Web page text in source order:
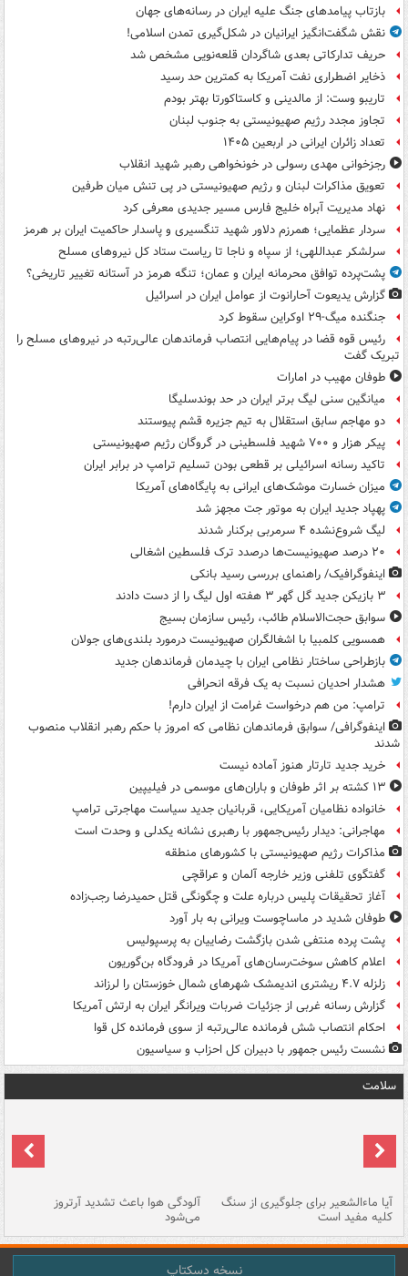
بازتاب پیامدهای جنگ علیه ایران در رسانه‌های جهان
نقش شگفت‌انگیز ایرانیان در شکل‌گیری تمدن اسلامی!
حریف تدارکاتی بعدی شاگردان قلعه‌نویی مشخص شد
ذخایر اضطراری نفت آمریکا به کمترین حد رسید
تاریبو وست: از مالدینی و کاستاکورتا بهتر بودم
تجاوز مجدد رژیم صهیونیستی به جنوب لبنان
تعداد زائران ایرانی در اربعین ۱۴۰۵
رجزخوانی مهدی رسولی در خونخواهی رهبر شهید انقلاب
تعویق مذاکرات لبنان و رژیم صهیونیستی در پی تنش میان طرفین
نهاد مدیریت آبراه خلیج فارس مسیر جدیدی معرفی کرد
سردار عظمایی؛ همرزم دلاور شهید تنگسیری و پاسدار حاکمیت ایران بر هرمز
سرلشکر عبداللهی؛ از سپاه و ناجا تا ریاست ستاد کل نیروهای مسلح
پشت‌پرده توافق محرمانه ایران و عمان؛ تنگه هرمز در آستانه تغییر تاریخی؟
گزارش یدیعوت آحارانوت از عوامل ایران در اسرائیل
جنگنده میگ-۲۹ اوکراین سقوط کرد
رئیس قوه قضا در پیام‌هایی انتصاب‌ فرماندهان عالی‌رتبه در نیروهای مسلح را
تبریک گفت
طوفان مهیب در امارات
میانگین سنی لیگ برتر ایران در حد بوندسلیگا
دو مهاجم سابق استقلال به تیم جزیره قشم پیوستند
پیکر هزار و ۷۰۰ شهید فلسطینی در گروگان رژیم صهیونیستی
تاکید رسانه اسرائیلی بر قطعی بودن تسلیم ترامپ در برابر ایران
میزان خسارت موشک‌های ایرانی به پایگاه‌های آمریکا
پهپاد جدید ایران به موتور جت مجهز شد
لیگ شروع‌نشده ۴ سرمربی برکنار شدند
۲۰ درصد صهیونیست‌ها درصدد ترک فلسطین اشغالی
اینفوگرافیک/ راهنمای بررسی رسید بانکی
۳ بازیکن جدید گل گهر ۳ هفته اول لیگ را از دست دادند
سوابق حجت‌الاسلام طائب، رئیس سازمان بسیج
همسویی کلمبیا با اشغالگران صهیونیست درمورد بلندی‌های جولان
بازطراحی ساختار نظامی ایران با چیدمان فرماندهان جدید
هشدار احدیان نسبت به یک فرقه انحرافی
ترامپ: من هم درخواست غرامت از ایران دارم!
اینفوگرافی/ سوابق فرماندهان نظامی که امروز با حکم رهبر انقلاب منصوب
شدند
خرید جدید تارتار هنوز آماده نیست
۱۳ کشته بر اثر طوفان و باران‌های موسمی در فیلیپین
خانواده نظامیان آمریکایی، قربانیان جدید سیاست مهاجرتی ترامپ
مهاجرانی: دیدار رئیس‌جمهور با رهبری نشانه یکدلی و وحدت است
مذاکرات رژیم صهیونیستی با کشورهای منطقه
گفتگوی تلفنی وزیر خارجه آلمان و عراقچی
آغاز تحقیقات پلیس درباره علت و چگونگی قتل حمیدرضا رجب‌زاده
طوفان شدید در ماساچوست ویرانی به بار آورد
پشت پرده منتفی شدن بازگشت رضاییان به پرسپولیس
اعلام کاهش سوخت‌رسان‌های آمریکا در فرودگاه بن‌گوریون
زلزله ۴.۷ ریشتری اندیمشک شهرهای شمال خوزستان را لرزاند
گزارش رسانه غربی از جزئیات ضربات ویرانگر ایران به ارتش آمریکا
احکام انتصاب شش فرمانده عالی‌رتبه از سوی فرمانده کل قوا
نشست رئیس جمهور با دبیران کل احزاب و سیاسیون
سلامت
آیا ماءالشعیر برای جلوگیری از سنگ
کلیه مفید است
آلودگی هوا باعث تشدید آرتروز
می‌شود
نسخه دسکتاپ